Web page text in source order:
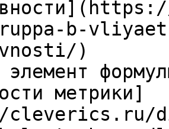
b-
)
метрики]